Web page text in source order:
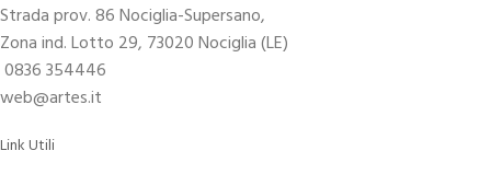
Strada prov. 86 Nociglia-Supersano,
Zona ind. Lotto 29, 73020 Nociglia (LE)
0836 354446
web@artes.it
Link Utili